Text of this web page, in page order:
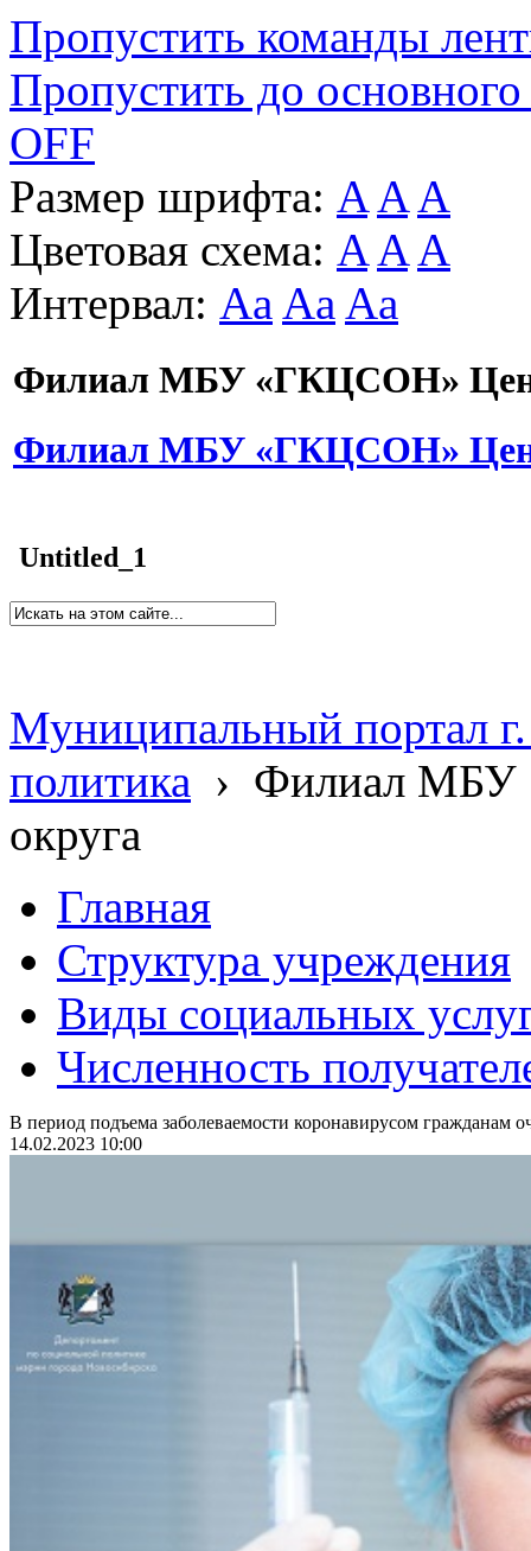
Пропустить команды
Пропустить до основного
OFF
Размер шрифта: A A A
Цветовая схема: A A A
Интервал: Aa Aa Aa
Филиал МБУ «ГКЦСОН»
Филиал МБУ «ГКЦСОН»
Untitled_1
Муниципальный портал
политика › Филиал МБУ
округа
Главная
Структура учреждения
Виды социальных
Численность
В период подъема заболеваемости коронавирусом гражданам
14.02.2023 10:00